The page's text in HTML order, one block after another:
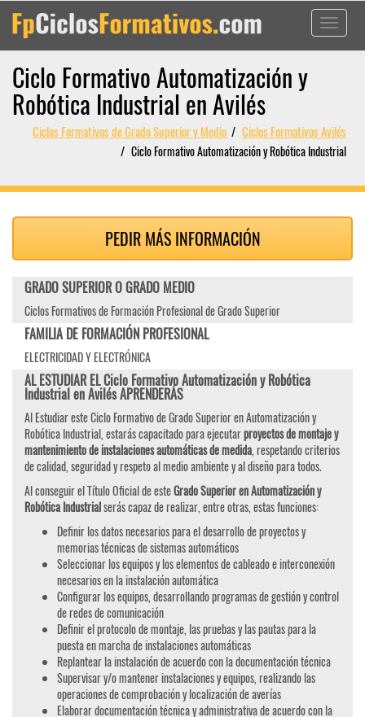
Toggle
Ciclo Formativo Automatización y
Robótica Industrial en Avilés
Ciclos Formativos de Grado Superior y Medio Ciclos Formativos Avilés
Ciclo Formativo Automatización y Robótica Industrial
PEDIR MÁS INFORMACIÓN
GRADO SUPERIOR O GRADO MEDIO
Ciclos Formativos de Formación Profesional de Grado Superior
FAMILIA DE FORMACIÓN PROFESIONAL
ELECTRICIDAD Y ELECTRÓNICA
AL ESTUDIAR EL Ciclo Formativo Automatización y Robótica
Industrial en Avilés APRENDERÁS
Al Estudiar este Ciclo Formativo de Grado Superior en Automatización y
Robótica Industrial, estarás capacitado para ejecutarproyectos de montaje y
mantenimiento de instalaciones automáticas de medida, respetando criterios
de calidad, seguridad y respeto al medio ambiente y al diseño para todos.
Al conseguir el Título Oficial de esteGrado Superior en Automatización y
Robótica Industrialserás capaz de realizar, entre otras, estas funciones:
Definir los datos necesarios para el desarrollo de proyectos y
memorias técnicas de sistemas automáticos
Seleccionar los equipos y los elementos de cableado e interconexión
necesarios en la instalación automática
Configurar los equipos, desarrollando programas de gestión y control
de redes de comunicación
Definir el protocolo de montaje, las pruebas y las pautas para la
puesta en marcha de instalaciones automáticas
Replantear la instalación de acuerdo con la documentación técnica
Supervisar y/o mantener instalaciones y equipos, realizando las
operaciones de comprobación y localización de averías
Elaborar documentación técnica y administrativa de acuerdo con la